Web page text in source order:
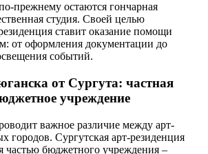
прежнему остаются гончарная
студия. Своей целью
ставит оказание помощи
от оформления документации до
событий.
от Сургута: частная
учреждение
важное различие между арт-
городов. Сургутская арт-резиденция
частью бюджетного учреждения –